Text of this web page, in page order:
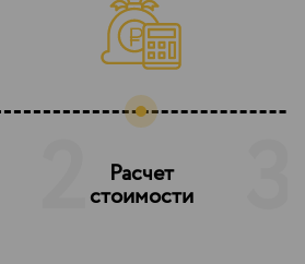
Расчет
стоимости